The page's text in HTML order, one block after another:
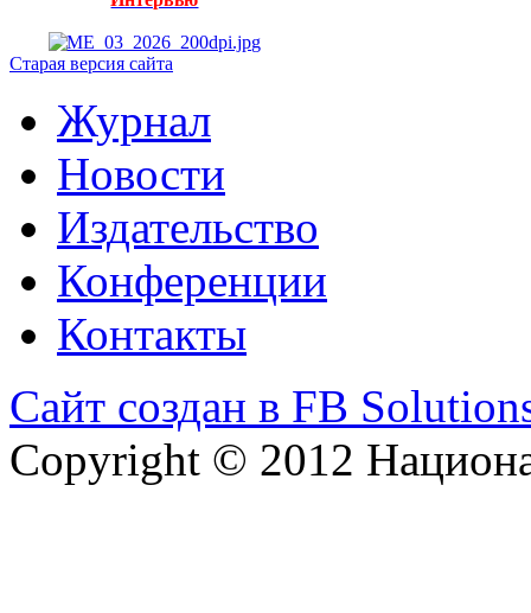
Старая версия сайта
Журнал
Новости
Издательство
Конференции
Контакты
Сайт создан в FB
Copyright © 2012